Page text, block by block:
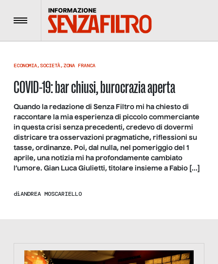
Menu
ECONOMIA, SOCIETÀ, ZONA FRANCA
COVID-19: bar chiusi, burocrazia aperta
Quando la redazione di Senza Filtro mi ha chiesto di
raccontare la mia esperienza di piccolo commerciante
in questa crisi senza precedenti, credevo di dovermi
districare tra osservazioni pragmatiche, riflessioni su
tasse, ordinanze. Poi, dal nulla, nel pomeriggio del 1
aprile, una notizia mi ha profondamente cambiato
l’umore. Gian Luca Giulietti, titolare insieme a Fabio […]
diANDREA MOSCARIELLO
https://tinyurl.com/363fvfm9